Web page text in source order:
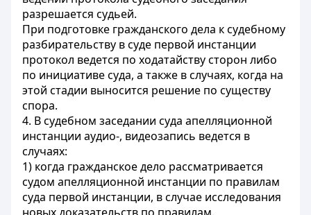
разрешается судьей.
При подготовке гражданского дела к судебному
разбирательству в суде первой инстанции
протокол ведется по ходатайству сторон либо
по инициативе суда, а также в случаях, когда на
этой стадии выносится решение по существу
спора.
4. В судебном заседании суда апелляционной
инстанции аудио-, видеозапись ведется в
случаях:
1) когда гражданское дело рассматривается
судом апелляционной инстанции по правилам
суда первой инстанции, в случае исследования